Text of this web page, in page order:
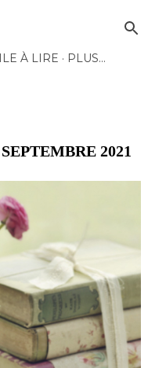
À LIRE PLUS…
2021